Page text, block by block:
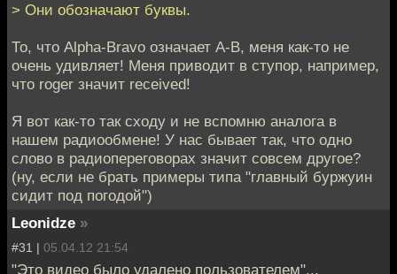
> Они обозначают буквы.
То, что Alpha-Bravo означает A-B, меня как-то не
очень удивляет! Меня приводит в ступор, например,
что roger значит received!
Я вот как-то так сходу и не вспомню аналога в
нашем радиообмене! У нас бывает так, что одно
слово в радиопереговорах значит совсем другое?
(ну, если не брать примеры типа "главный буржуин
сидит под погодой")
Leonidze »
#31 | 05.04.12 21:54
"Это видео было удалено пользователем"...